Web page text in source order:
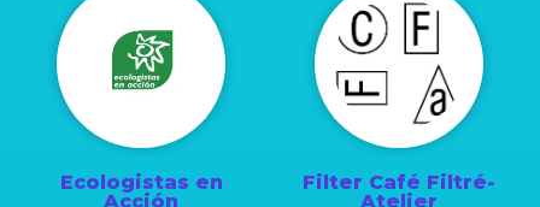
Ecologistas en
Acción
Filter Café Filtré-
Atelier